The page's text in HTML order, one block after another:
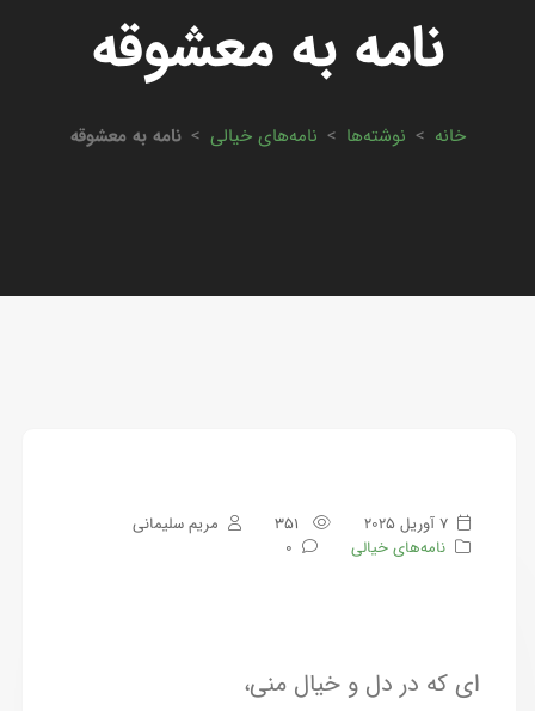
نامه به معشوقه
خانه > نوشته‌ها > نامه‌های خیالی > نامه به معشوقه
7 آوریل 2025
مریم سلیمانی
نامه‌های خیالی
0
ای که در دل و خیال منی،